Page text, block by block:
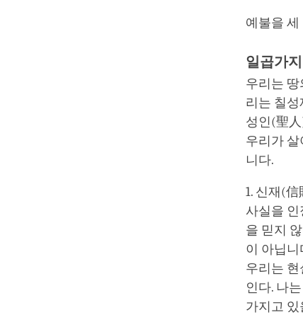
예불을 세
일곱가
우리는
리는 칠
성인(聖
우리가
니다.
1. 신재(
사실을
을 믿지
이 아닙
우리는 현
인다. 나
가지고